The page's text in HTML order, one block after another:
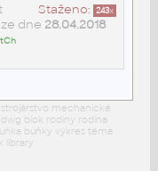
Staženo: 243x
ze dne 28.04.2018
mechanické
blok rodiny rodina
buňky výkres téma
library